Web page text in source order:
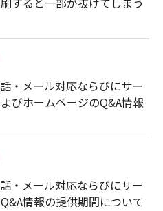
・メール対応ならびにサー
びホームページのQ&A情報
・メール対応ならびにサー
情報の提供期間について